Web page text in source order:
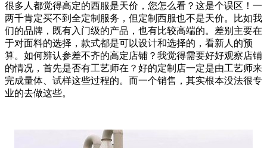
很多人都觉得高定的西服是天价，您怎么看？这是个误区！一
两千肯定买不到全定制服务，但定制西服也不是天价。比如我
们的品牌，既有入门级的产品，也有比较高端的。差别主要在
于对面料的选择，款式都是可以设计和选择的，看新人的预
算。如何辨认参差不齐的高定店铺？我觉得需要好好观察店铺
的情况，首先是否有工艺师在？好的定制店一定是由工艺师来
完成量体、试样这些过程的。而一个销售，其实根本没法很专
业的去做这些。